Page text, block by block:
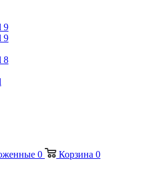
9
9
8
0 Корзина 0